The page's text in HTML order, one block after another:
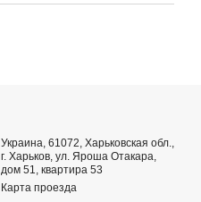
Украина, 61072, Харьковская обл.,
г. Харьков, ул. Яроша Отакара,
дом 51, квартира 53
Карта проезда